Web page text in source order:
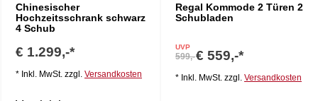
Chinesischer
Hochzeitsschrank schwarz
4 Schub
€ 1.299,-*
* Inkl. MwSt. zzgl. Versandkosten
Regal Kommode 2 Türen 2
Schubladen
UVP
599,-€ 559,-*
* Inkl. MwSt. zzgl. Versandkosten